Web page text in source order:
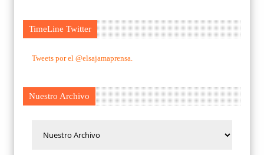
TimeLine Twitter
Tweets por el @elsajamaprensa.
Nuestro Archivo